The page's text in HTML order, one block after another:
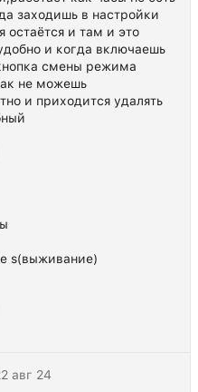
заходишь в настройки
остаётся и там и это
и когда включаешь
смены режима
не можешь
и приходится удалять
s(выживание)
авг 24